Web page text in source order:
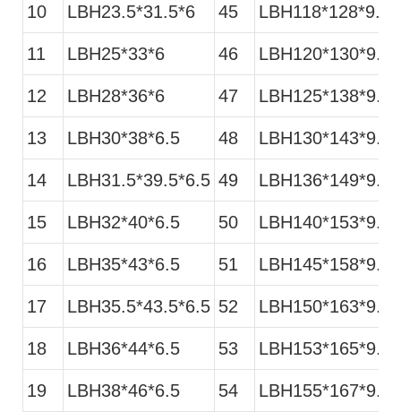
10 LBH23.5*31.5*6 45 LBH118*128*9.5
11 LBH25*33*6 46 LBH120*130*9.5
12 LBH28*36*6 47 LBH125*138*9.5
13 LBH30*38*6.5 48 LBH130*143*9.5
14 LBH31.5*39.5*6.5 49 LBH136*149*9.5
15 LBH32*40*6.5 50 LBH140*153*9.5
16 LBH35*43*6.5 51 LBH145*158*9.5
17 LBH35.5*43.5*6.5 52 LBH150*163*9.5
18 LBH36*44*6.5 53 LBH153*165*9.5
19 LBH38*46*6.5 54 LBH155*167*9.5